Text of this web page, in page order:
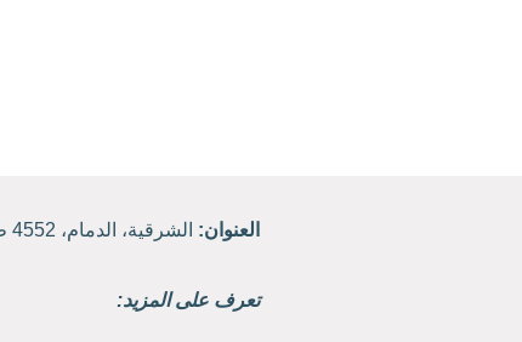
العنوان: الشرقية، الدمام، 4552 طريق الملك فهد، حي القادسية.
تعرف على المزيد: